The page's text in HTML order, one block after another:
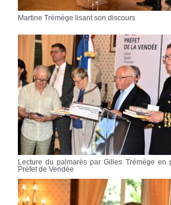
Martine Trémège lisant son discours
Lecture du palmarès par Gilles Trémège en
Préfet de Vendée